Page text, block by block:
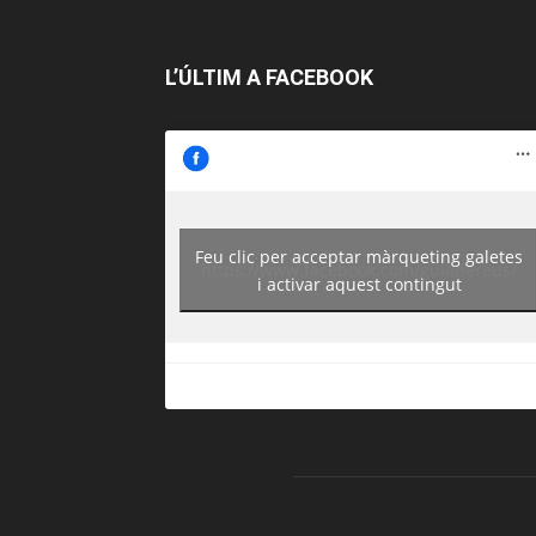
L’ÚLTIM A FACEBOOK
https://www.facebook.com/guiadereus/
Feu clic per acceptar màrqueting galetes
i activar aquest contingut